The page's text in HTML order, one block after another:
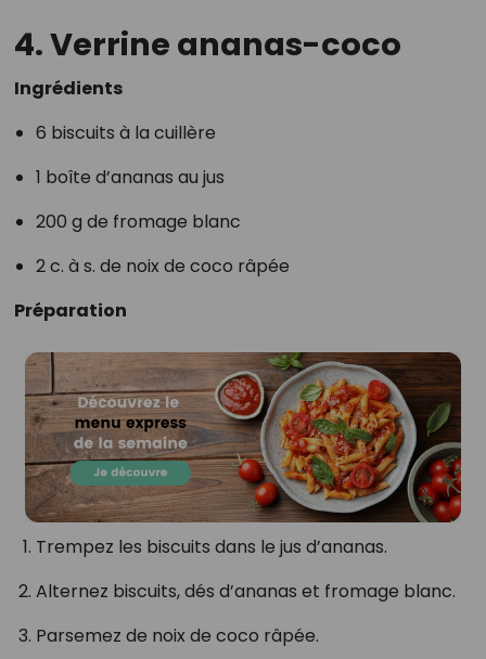
4. Verrine ananas-coco
Ingrédients
6 biscuits à la cuillère
1 boîte d’ananas au jus
200 g de fromage blanc
2 c. à s. de noix de coco râpée
Préparation
Trempez les biscuits dans le jus d’ananas.
Alternez biscuits, dés d’ananas et fromage blanc.
Parsemez de noix de coco râpée.